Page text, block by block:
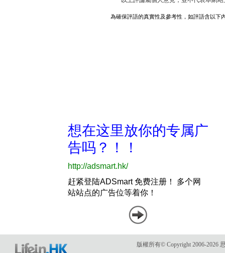
為確保評語的真實性及參考性，如評語含以下
版權所有© Copyright 2006-2026